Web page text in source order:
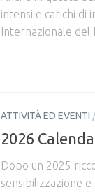
intensi e carichi di
Internazionale del
ATTIVITÀ ED EVENTI
2026
Dopo un 2025
sensibilizzazione